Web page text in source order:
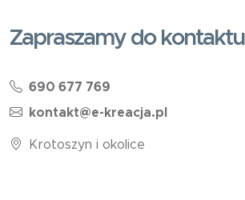
Zapraszamy do kontaktu
690 677 769
kontakt@e-kreacja.pl
Krotoszyn i okolice